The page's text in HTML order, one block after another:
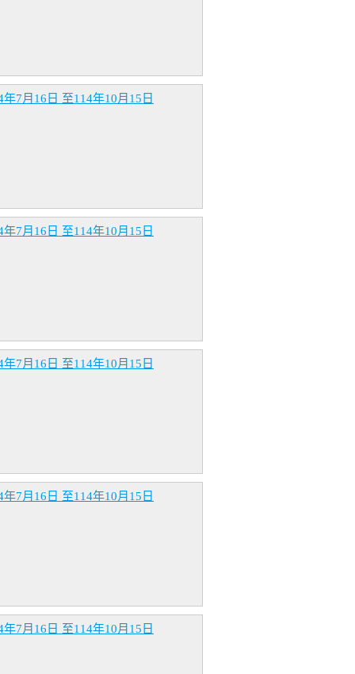
7月16日 至114年10月15日
7月16日 至114年10月15日
7月16日 至114年10月15日
7月16日 至114年10月15日
7月16日 至114年10月15日